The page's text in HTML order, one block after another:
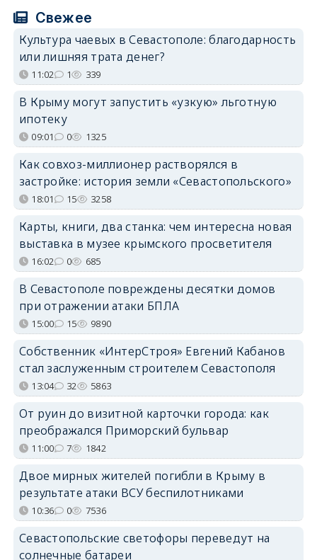
Свежее
Культура чаевых в Севастополе: благодарность
или лишняя трата денег?
11:02 1 339
В Крыму могут запустить «узкую» льготную
ипотеку
09:01 0 1325
Как совхоз-миллионер растворялся в
застройке: история земли «Севастопольского»
18:01 15 3258
Карты, книги, два станка: чем интересна новая
выставка в музее крымского просветителя
16:02 0 685
В Севастополе повреждены десятки домов
при отражении атаки БПЛА
15:00 15 9890
Собственник «ИнтерСтроя» Евгений Кабанов
стал заслуженным строителем Севастополя
13:04 32 5863
От руин до визитной карточки города: как
преображался Приморский бульвар
11:00 7 1842
Двое мирных жителей погибли в Крыму в
результате атаки ВСУ беспилотниками
10:36 0 7536
Севастопольские светофоры переведут на
солнечные батареи